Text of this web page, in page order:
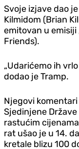
Svoje izjave dao
Kilmidom (Brian
emitovan u emisiji
Friends).
„Udarićemo ih
dodao je Tramp.
Njegovi
Sjedinjene
rastućim
rat ušao je u 14.
kretale blizu 100